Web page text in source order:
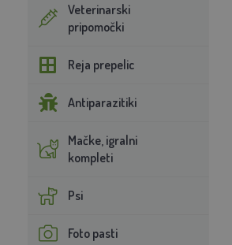
Veterinarski
pripomočki
Reja prepelic
Antiparazitiki
Mačke, igralni
kompleti
Psi
Foto pasti